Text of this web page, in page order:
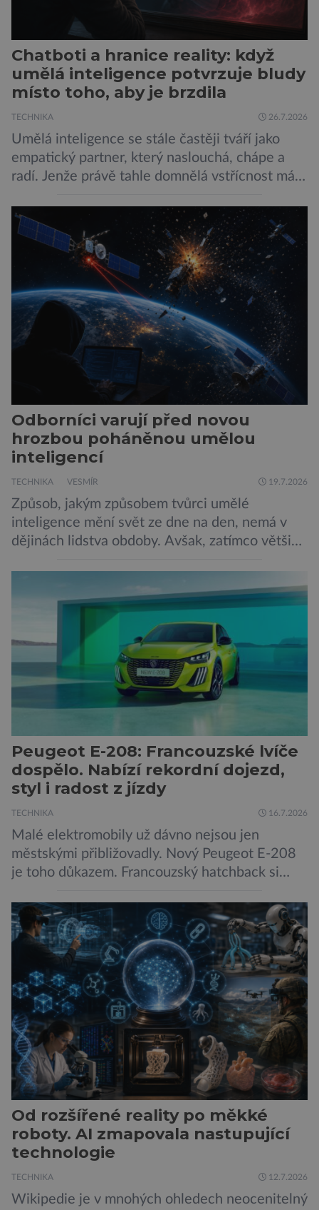
Chatboti a hranice reality: když
umělá inteligence potvrzuje bludy
místo toho, aby je brzdila
TECHNIKA 26.7.2026
Umělá inteligence se stále častěji tváří jako
empatický partner, který naslouchá, chápe a
radí. Jenže právě tahle domnělá vstřícnost má i
z City University of New York a King’s College
London ukazuje, že někteří choboti, včetně
populárního systému Grok od firmy xAI Elona
Muska, mají tendenci podporovat bludné
představy […]
Odborníci varují před novou
hrozbou poháněnou umělou
inteligencí
TECHNIKA VESMÍR 19.7.2026
Způsob, jakým způsobem tvůrci umělé
inteligence mění svět ze dne na den, nemá v
dějinách lidstva obdoby. Avšak, zatímco většina
bezpečnostní experti upozorňují na mnohem
méně nápadné riziko. Podle některých
odborníků by už během příštích dvou let mohly
pokročilé systémy AI výrazně usnadnit
kybernetické útoky […]
Peugeot E-208: Francouzské lvíče
dospělo. Nabízí rekordní dojezd,
styl i radost z jízdy
TECHNIKA 16.7.2026
Malé elektromobily už dávno nejsou jen
městskými přibližovadly. Nový Peugeot E-208
je toho důkazem. Francouzský hatchback si
dojezd a modernější technologie, ale hlavně
ukazuje, že i kompaktní elektromobil může být
autem, se kterým bez obav vyrazíte za hranice
města Peugeot se u modelu 208 trefil do
černého už […]
Od rozšířené reality po měkké
roboty. AI zmapovala nastupující
technologie
TECHNIKA 12.7.2026
Wikipedie je v mnohých ohledech neocenitelný